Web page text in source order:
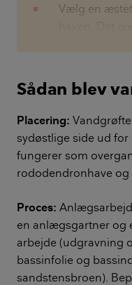
Vælg en
Sådan blev
Placering:
sydøstlige side ud
fungerer som
rododendronhave og
Proces:
en anlægsgartner og
arbejde (udgravning
bassinfolie og
sandstensbroen).